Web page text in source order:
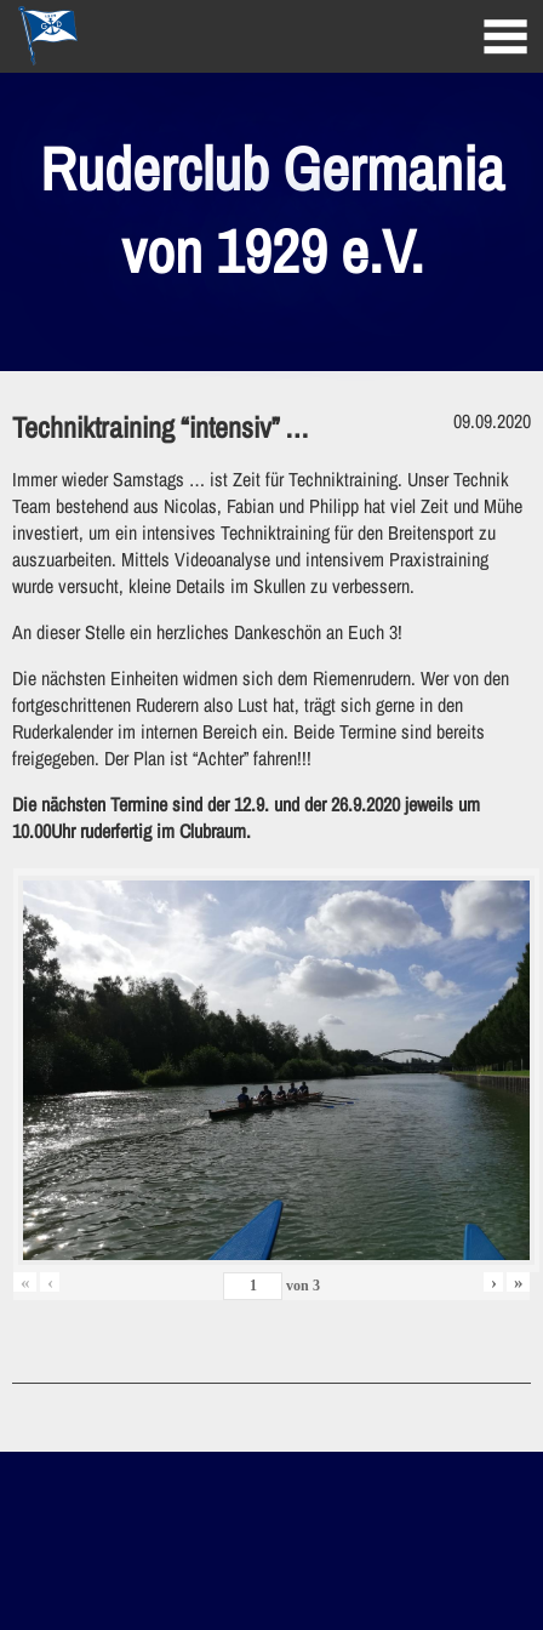
Ruderclub Germania
von 1929 e.V.
Techniktraining “intensiv” … 09.09.2020
Immer wieder Samstags … ist Zeit für Techniktraining. Unser Technik
Team bestehend aus Nicolas, Fabian und Philipp hat viel Zeit und Mühe
investiert, um ein intensives Techniktraining für den Breitensport zu
auszuarbeiten. Mittels Videoanalyse und intensivem Praxistraining
wurde versucht, kleine Details im Skullen zu verbessern.
An dieser Stelle ein herzliches Dankeschön an Euch 3!
Die nächsten Einheiten widmen sich dem Riemenrudern. Wer von den
fortgeschrittenen Ruderern also Lust hat, trägt sich gerne in den
Ruderkalender im internen Bereich ein. Beide Termine sind bereits
freigegeben. Der Plan ist “Achter” fahren!!!
Die nächsten Termine sind der 12.9. und der 26.9.2020 jeweils um
10.00Uhr ruderfertig im Clubraum.
« ‹ von 3 › »